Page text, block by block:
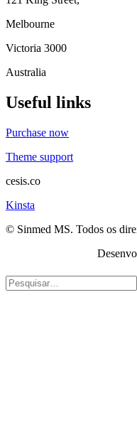
Melbourne
Victoria 3000
Australia
Useful links
Purchase now
Theme support
cesis.co
Kinsta
© Sinmed MS. Todos os